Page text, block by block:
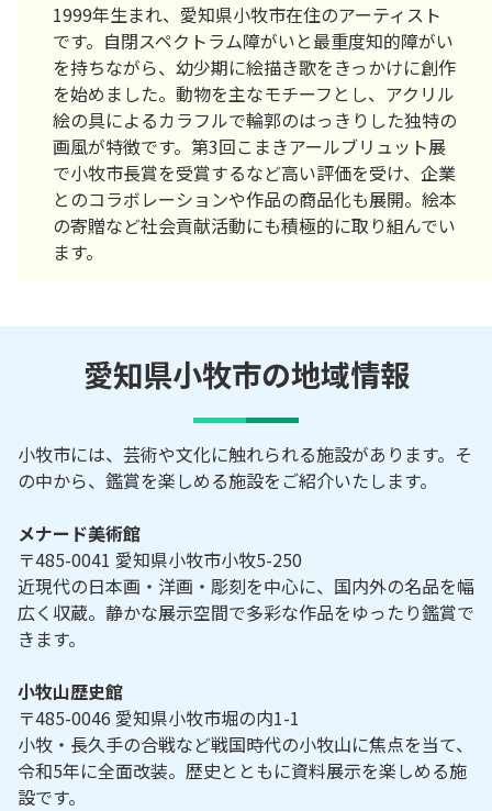
1999年生まれ、愛知県小牧市在住のアーティスト
です。自閉スペクトラム障がいと最重度知的障がい
を持ちながら、幼少期に絵描き歌をきっかけに創作
を始めました。動物を主なモチーフとし、アクリル
絵の具によるカラフルで輪郭のはっきりした独特の
画風が特徴です。第3回こまきアールブリュット展
で小牧市長賞を受賞するなど高い評価を受け、企業
とのコラボレーションや作品の商品化も展開。絵本
の寄贈など社会貢献活動にも積極的に取り組んでい
ます。
愛知県小牧市の地域情報
小牧市には、芸術や文化に触れられる施設があります。そ
の中から、鑑賞を楽しめる施設をご紹介いたします。
メナード美術館
〒485-0041 愛知県小牧市小牧5-250
近現代の日本画・洋画・彫刻を中心に、国内外の名品を幅
広く収蔵。静かな展示空間で多彩な作品をゆったり鑑賞で
きます。
小牧山歴史館
〒485-0046 愛知県小牧市堀の内1-1
小牧・長久手の合戦など戦国時代の小牧山に焦点を当て、
令和5年に全面改装。歴史とともに資料展示を楽しめる施
設です。